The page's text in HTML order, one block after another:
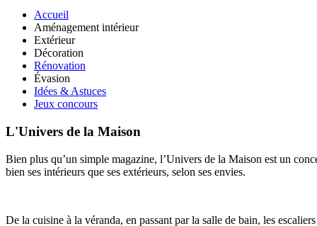
Accueil
Aménagement intérieur
Extérieur
Décoration
Rénovation
Évasion
Idées & Astuces
Jeux concours
L'Univers de la Maison
Bien plus qu’un simple magazine, l’Univers de la Maison est un
bien ses intérieurs que ses extérieurs, selon ses envies.
De la cuisine à la véranda, en passant par la salle de bain, les